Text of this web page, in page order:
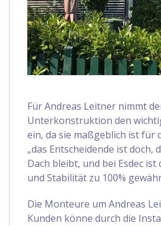
Für Andreas Leitner nimmt
Unterkonstruktion den
ein, da sie maßgeblich ist für
„das Entscheidende ist doch,
Dach bleibt, und bei Esdec ist
und Stabilität zu 100%
Die Monteure um Andreas
Kunden könne durch die